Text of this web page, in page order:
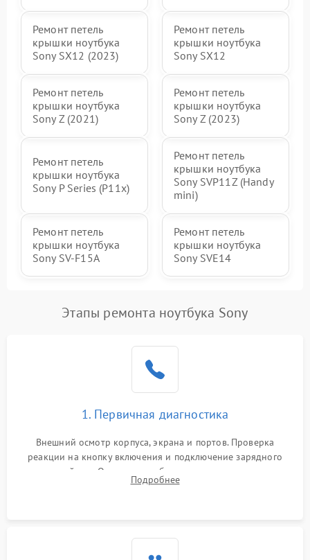
Ремонт петель
крышки ноутбука
Sony SX12 (2023)
Ремонт петель
крышки ноутбука
Sony SX12
Ремонт петель
крышки ноутбука
Sony Z (2021)
Ремонт петель
крышки ноутбука
Sony Z (2023)
Ремонт петель
крышки ноутбука
Sony P Series (P11x)
Ремонт петель
крышки ноутбука
Sony SVP11Z (Handy
mini)
Ремонт петель
крышки ноутбука
Sony SV-F15A
Ремонт петель
крышки ноутбука
Sony SVE14
Этапы ремонта ноутбука Sony
1. Первичная диагностика
Внешний осмотр корпуса, экрана и портов. Проверка
реакции на кнопку включения и подключение зарядного
устройства. Оценка потребления тока с помощью
лабораторного блока питания для локализации проблемы.
Подробнее